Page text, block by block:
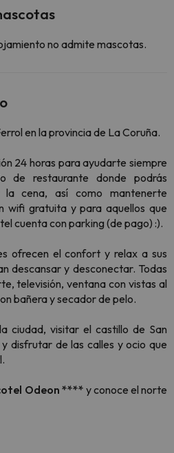
no admite mascotas.
en la provincia de La Coruña.
24 horas para ayudarte siempre
de restaurante donde podrás
cena, así como mantenerte
wifi gratuita y para aquellos que
cuenta con parking (de pago) :).
ofrecen el confort y relax a sus
descansar y desconectar. Todas
televisión, ventana con vistas al
bañera y secador de pelo.
ciudad, visitar el castillo de San
disfrutar de las calles y ocio que
Odeon ****y conoce el norte